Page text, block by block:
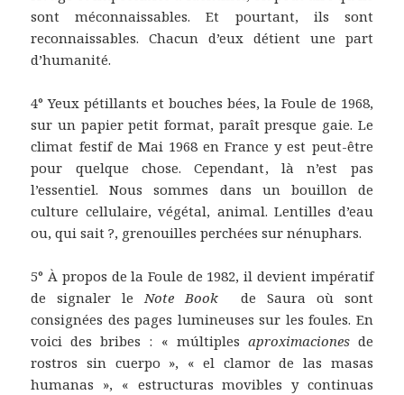
sont méconnaissables. Et pourtant, ils sont
reconnaissables. Chacun d’eux détient une part
d’humanité.
4° Yeux pétillants et bouches bées, la Foule de 1968,
sur un papier petit format, paraît presque gaie. Le
climat festif de Mai 1968 en France y est peut-être
pour quelque chose. Cependant, là n’est pas
l’essentiel. Nous sommes dans un bouillon de
culture cellulaire, végétal, animal. Lentilles d’eau
ou, qui sait ?, grenouilles perchées sur nénuphars.
5° À propos de la Foule de 1982, il devient impératif
de signaler le Note Book de Saura où sont
consignées des pages lumineuses sur les foules. En
voici des bribes : « múltiples aproximacionesde
rostros sin cuerpo », « el clamor de las masas
humanas », « estructuras movibles y continuas